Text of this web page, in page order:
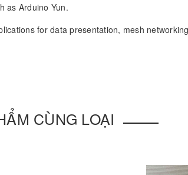
as Arduino Yun.
for data presentation, mesh networking
CÙNG LOẠI